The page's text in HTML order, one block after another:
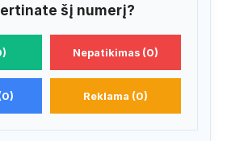
šį numerį?
Nepatikimas (0)
Reklama (0)